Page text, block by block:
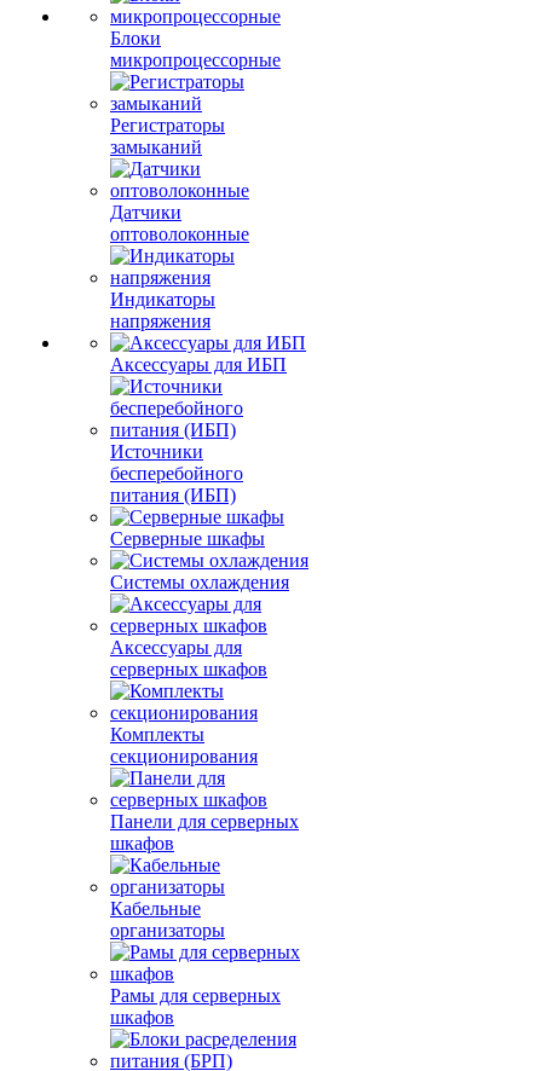
Блоки
микропроцессорные
Регистраторы
замыканий
Датчики
оптоволоконные
Индикаторы
напряжения
Аксессуары для ИБП
Источники
бесперебойного
питания (ИБП)
Серверные шкафы
Системы охлаждения
Аксессуары для
серверных шкафов
Комплекты
секционирования
Панели для серверных
шкафов
Кабельные
организаторы
Рамы для серверных
шкафов